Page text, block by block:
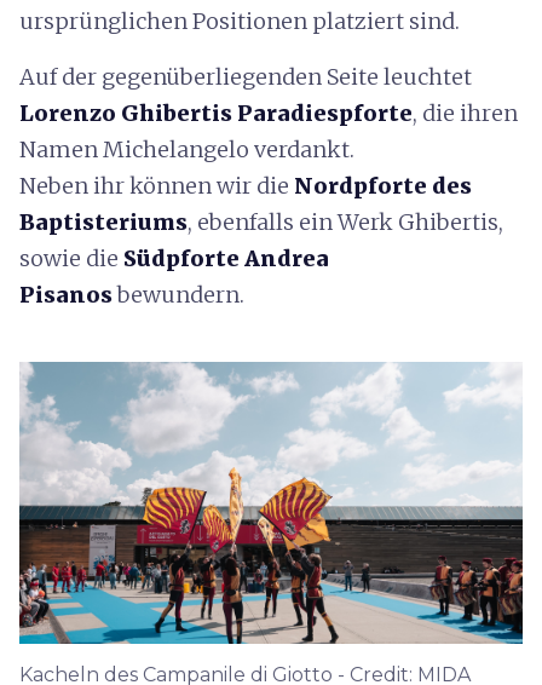
ursprünglichen Positionen platziert sind.
Auf der gegenüberliegenden Seite leuchtet
Lorenzo Ghibertis Paradiespforte, die ihren
Namen Michelangelo verdankt.
Neben ihr können wir die Nordpforte des
Baptisteriums, ebenfalls ein Werk Ghibertis,
sowie die Südpforte Andrea
Pisanosbewundern.
Kacheln des Campanile di Giotto - Credit: MIDA